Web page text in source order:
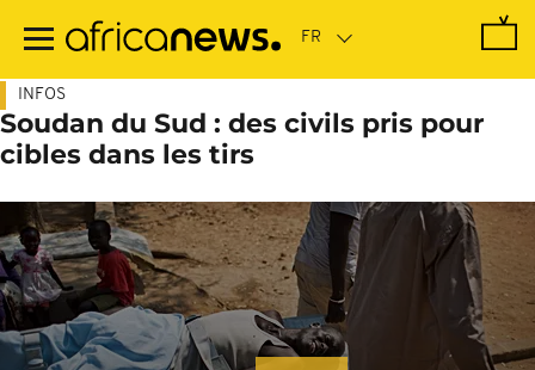
contenu
INFOS
Soudan du Sud : des civils pris pour
cibles dans les tirs